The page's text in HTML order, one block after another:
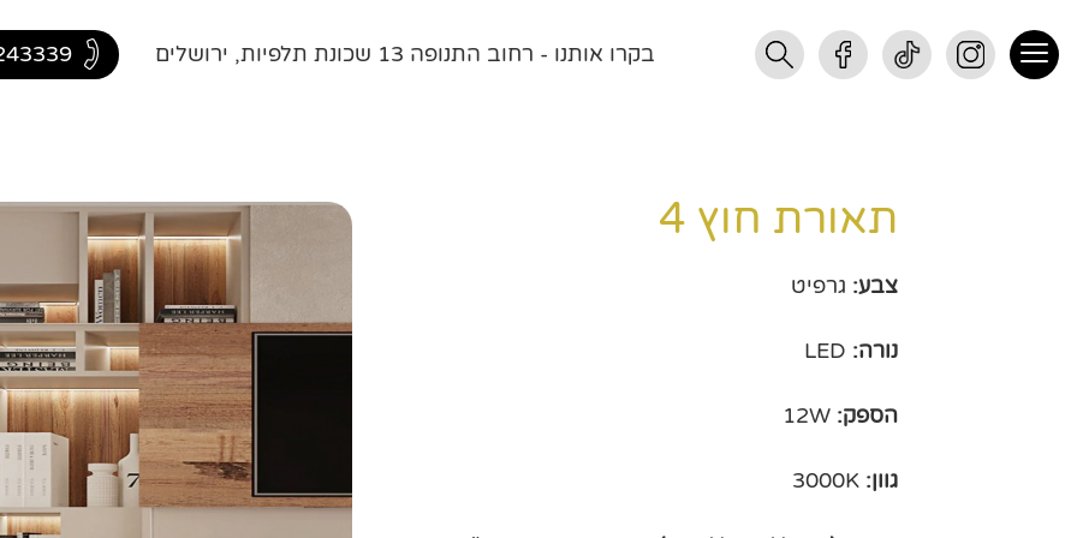
בקרו אותנו - רחוב התנופה 13 שכונת תלפיות, ירושלים
תאורת חוץ 4
צבע: גרפיט
נורה:
הספק: 12W
גוון: 3000K